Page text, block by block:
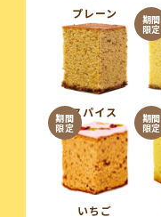
プレーン
スパイス
期間
限定
期間
限定
いちご
期間
限定